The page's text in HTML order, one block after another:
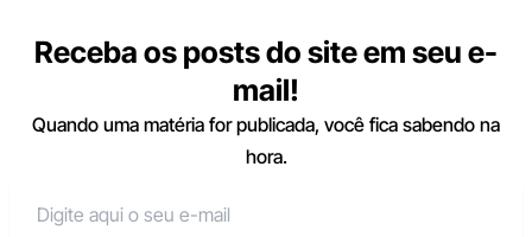
Receba os posts do site em seu e-
mail!
Quando uma matéria for publicada, você fica sabendo na
hora.